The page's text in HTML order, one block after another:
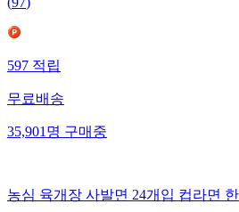
597 적립
무료배송
35,901 명 구매중
농심 육개장 사발면 24개입 컵라면